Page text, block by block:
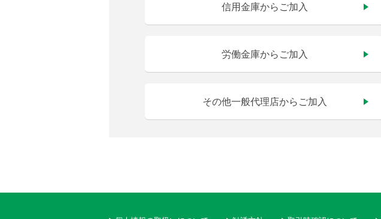
信用金庫からご加入
労働金庫からご加入
その他一般代理店からご加入